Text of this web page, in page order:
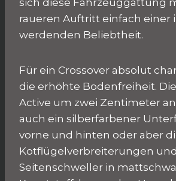
sich diese Fahrzeuggattung
raueren Auftritt einfach einer
werdenden Beliebtheit.
Für ein Crossover absolut
die erhöhte Bodenfreiheit.
Active um zwei Zentimeter
auch ein silberfarbener
vorne und hinten oder aber
Kotflügelverbreiterungen und
Seitenschweller in